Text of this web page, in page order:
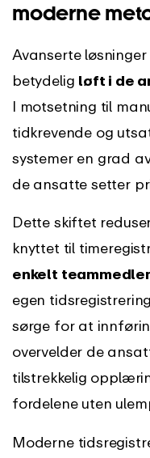
moderne
Avanserte
betydelig løft i de
I motsetning til
tidkrevende og
systemer en grad
de ansatte setter
Dette skiftet
knyttet til
enkelt
egen
sørge for at
overvelder de
tilstrekkelig
fordelene uten
Moderne